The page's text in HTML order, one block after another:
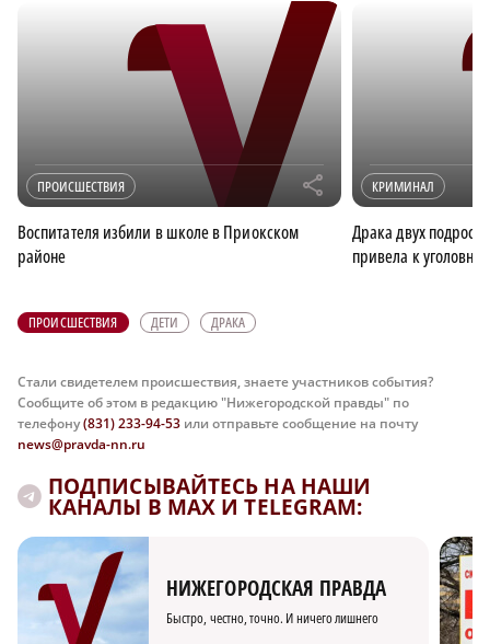
ПРОИСШЕСТВИЯ r
Воспитателя избили в школе в Приокском
районе
КРИМИНАЛ
Драка двух
привела к
ПРОИСШЕСТВИЯ ДЕТИ ДРАКА
Стали свидетелем происшествия, знаете участников события?
Сообщите об этом в редакцию "Нижегородской правды" по
телефону(831) 233-94-53 или отправьте сообщение на почту
news@pravda-nn.ru
ПОДПИСЫВАЙТЕСЬ НА НАШИ
КАНАЛЫ В MAX И TELEGRAM:
НИЖЕГОРОДСКАЯ ПРАВДА
Быстро, честно, точно. И ничего лишнего